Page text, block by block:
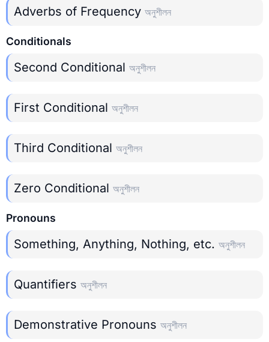
Adverbs of Frequency অনুশীলন
Conditionals
Second Conditional অনুশীলন
First Conditional অনুশীলন
Third Conditional অনুশীলন
Zero Conditional অনুশীলন
Pronouns
Something, Anything, Nothing, etc. অনুশীলন
Quantifiers অনুশীলন
Demonstrative Pronouns অনুশীলন